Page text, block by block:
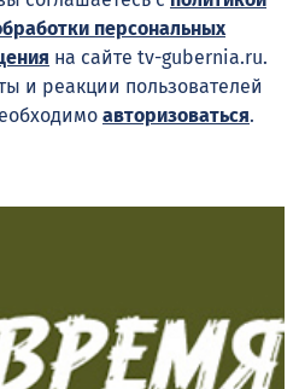
персональных
на сайте tv-gubernia.ru.
и реакции пользователей
авторизоваться.